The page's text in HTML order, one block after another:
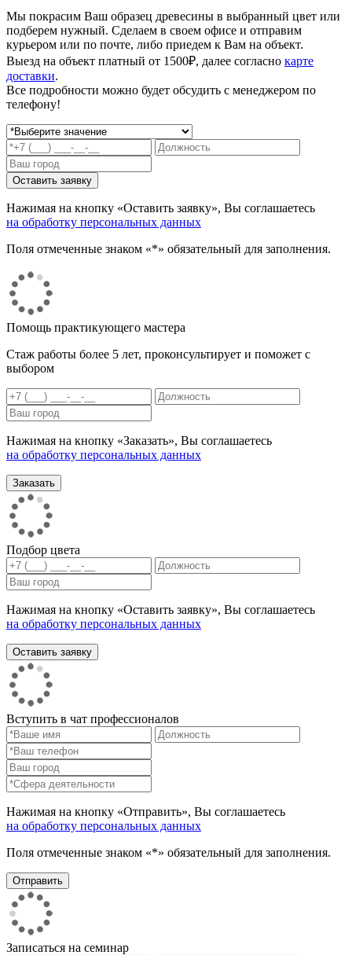
Мы покрасим Ваш образец древесины в выбранный цвет или
подберем нужный. Сделаем в своем офисе и отправим
курьером или по почте, либо приедем к Вам на объект.
Выезд на объект платный от 1500₽, далее согласно карте
доставки.
Все подробности можно будет обсудить с менеджером по
телефону!
Нажимая на кнопку «Оставить заявку», Вы соглашаетесь
на обработку персональных данных
Поля отмеченные знаком «*» обязательный для заполнения.
Помощь практикующего мастера
Стаж работы более 5 лет, проконсультирует и поможет с
выбором
Нажимая на кнопку «Заказать», Вы соглашаетесь
на обработку персональных данных
Подбор цвета
Нажимая на кнопку «Оставить заявку», Вы соглашаетесь
на обработку персональных данных
Вступить в чат профессионалов
Нажимая на кнопку «Отправить», Вы соглашаетесь
на обработку персональных данных
Поля отмеченные знаком «*» обязательный для заполнения.
Записаться на семинар